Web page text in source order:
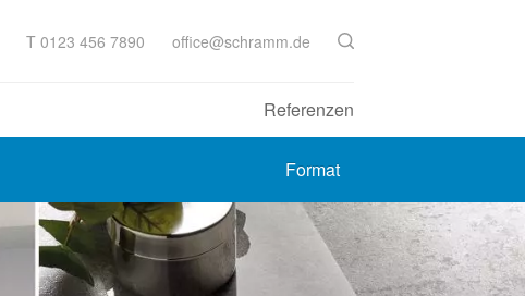
Referenzen
T 0123 456 7890 office@schramm.de
Format